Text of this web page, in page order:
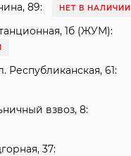
89: НЕТ В НАЛИЧИИ
1б (ЖУМ):
Республиканская, 61:
взвоз, 8:
37: